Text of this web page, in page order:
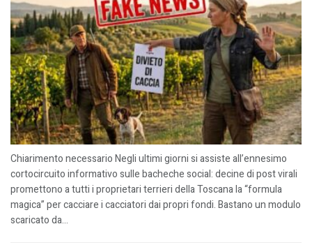
Chiarimento necessario Negli ultimi giorni si assiste all’ennesimo
cortocircuito informativo sulle bacheche social: decine di post virali
promettono a tutti i proprietari terrieri della Toscana la “formula
magica” per cacciare i cacciatori dai propri fondi. Bastano un modulo
scaricato da...